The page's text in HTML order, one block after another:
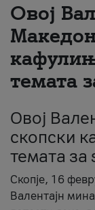
Овој
темата
Овој
скопски
темата за
Скопје, 16
Валентајн